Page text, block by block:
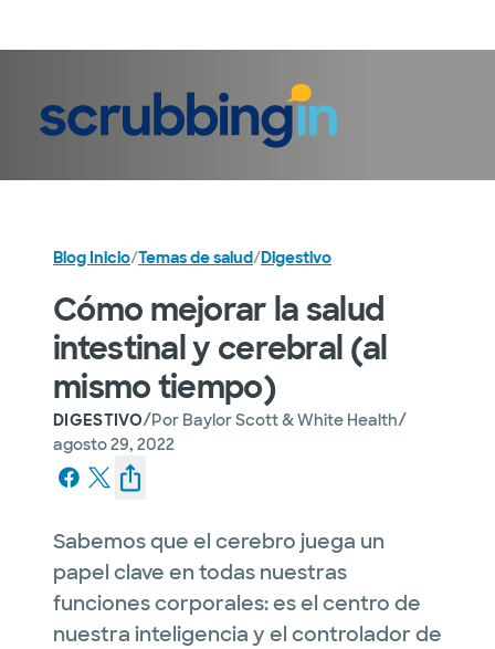
Blog Inicio/Temas de salud/Digestivo
Cómo mejorar la salud
intestinal y cerebral (al
mismo tiempo)
DIGESTIVO/Por Baylor Scott & White Health/
agosto 29, 2022
Sabemos que el cerebro juega un
papel clave en todas nuestras
funciones corporales: es el centro de
nuestra inteligencia y el controlador de